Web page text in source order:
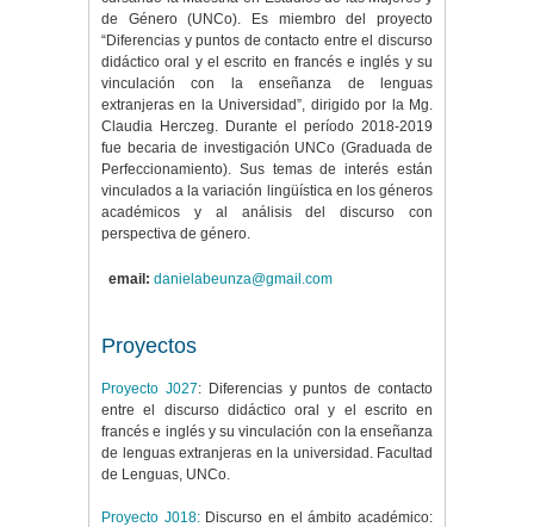
de Género (UNCo). Es miembro del proyecto
“Diferencias y puntos de contacto entre el discurso
didáctico oral y el escrito en francés e inglés y su
vinculación con la enseñanza de lenguas
extranjeras en la Universidad”, dirigido por la Mg.
Claudia Herczeg. Durante el período 2018-2019
fue becaria de investigación UNCo (Graduada de
Perfeccionamiento). Sus temas de interés están
vinculados a la variación lingüística en los géneros
académicos y al análisis del discurso con
perspectiva de género.
email: danielabeunza@gmail.com
Proyectos
Proyecto J027: Diferencias y puntos de contacto
entre el discurso didáctico oral y el escrito en
francés e inglés y su vinculación con la enseñanza
de lenguas extranjeras en la universidad. Facultad
de Lenguas, UNCo.
Proyecto J018:Discurso en el ámbito académico: